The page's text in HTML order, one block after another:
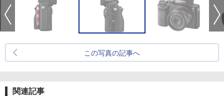
この写真の記事へ
関連記事